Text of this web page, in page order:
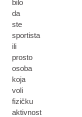
bilo
da
ste
sportista
ili
prosto
osoba
koja
voli
fizičku
aktivnost